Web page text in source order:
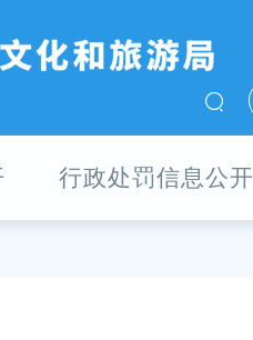
行政处罚信息公开